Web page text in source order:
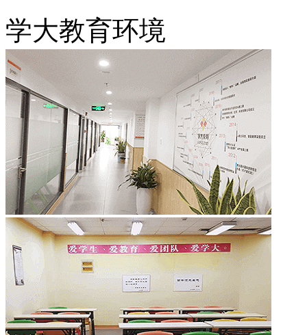
学大教育环境